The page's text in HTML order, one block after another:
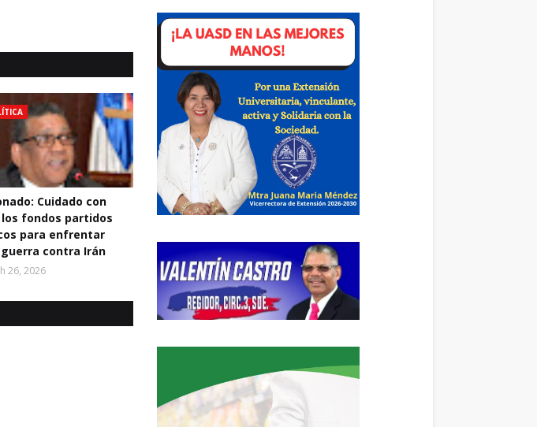
Cuidado con
fondos partidos
para enfrentar
contra Irán
26, 2026